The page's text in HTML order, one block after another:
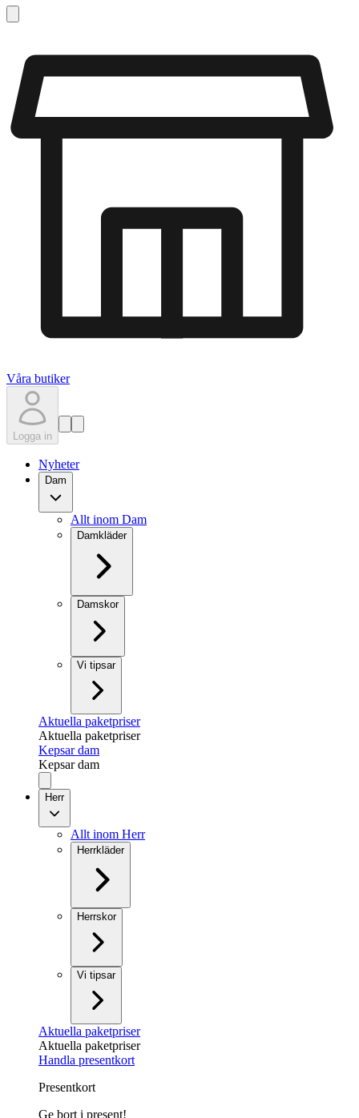
Våra butiker
Logga in
Nyheter
Dam
Allt inom Dam
Damkläder
Damskor
Vi tipsar
Aktuella paketpriser
Aktuella paketpriser
Kepsar dam
Kepsar dam
Herr
Allt inom Herr
Herrkläder
Herrskor
Vi tipsar
Aktuella paketpriser
Aktuella paketpriser
Handla presentkort
Presentkort
Ge bort i present!